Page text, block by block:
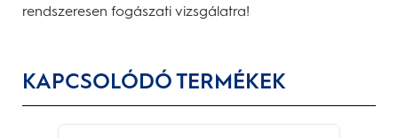
rendszeresen fogászati vizsgálatra!
KAPCSOLÓDÓ TERMÉKEK